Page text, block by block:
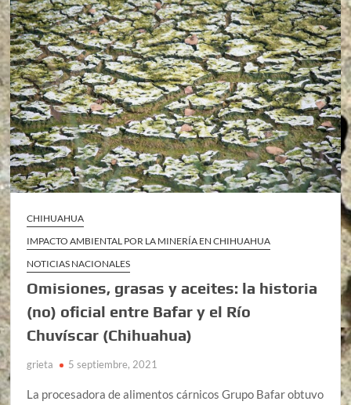
CHIHUAHUA
IMPACTO AMBIENTAL POR LA MINERÍA EN CHIHUAHUA
NOTICIAS NACIONALES
Omisiones, grasas y aceites: la historia
(no) oficial entre Bafar y el Río
Chuvíscar (Chihuahua)
grieta 5 septiembre, 2021
La procesadora de alimentos cárnicos Grupo Bafar obtuvo